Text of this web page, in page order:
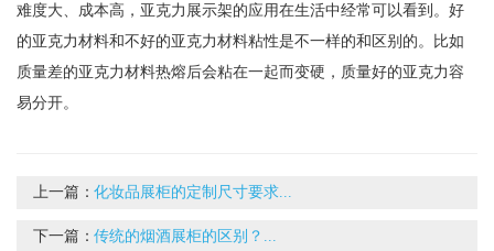
难度大、成本高，亚克力展示架的应用在生活中经常可以看到。好
的亚克力材料和不好的亚克力材料粘性是不一样的和区别的。比如
质量差的亚克力材料热熔后会粘在一起而变硬，质量好的亚克力容
易分开。
上一篇：化妆品展柜的定制尺寸要求...
下一篇：传统的烟酒展柜的区别？...